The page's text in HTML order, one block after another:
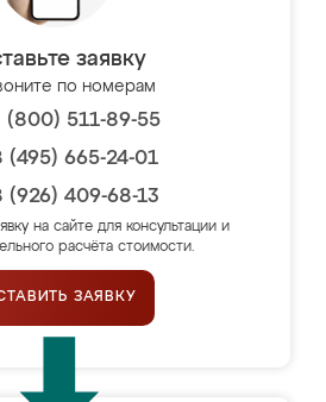
заявку
по номерам
(800) 511-89-55
(495) 665-24-01
(926) 409-68-13
на сайте для консультации и
расчёта стоимости.
ЗАЯВКУ